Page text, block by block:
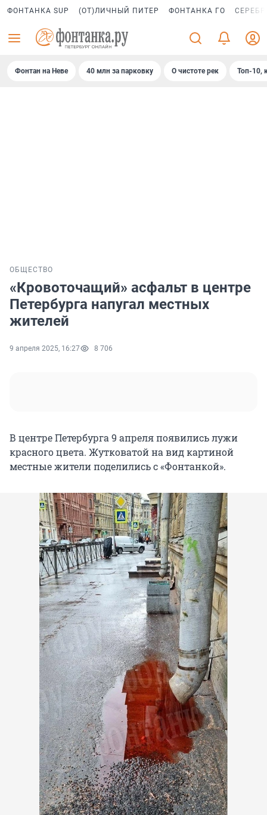
ФОНТАНКА SUP (ОТ)ЛИЧНЫЙ ПИТЕР ФОНТАНКА ГО
Фонтан на Неве 40 млн за парковку О чистоте рек Топ-10,
ОБЩЕСТВО
«Кровоточащий» асфальт в центре
Петербурга напугал местных
жителей
9 апреля 2025, 16:27 8 706
В центре Петербурга 9 апреля появились лужи
красного цвета. Жутковатой на вид картиной
местные жители поделились с «Фонтанкой».